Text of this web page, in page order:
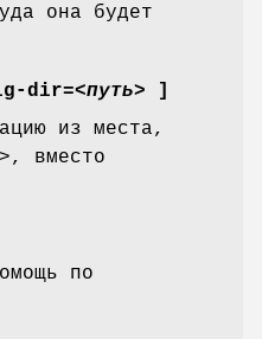
она будет
dir=<путь>
]
из места,
, вместо
по